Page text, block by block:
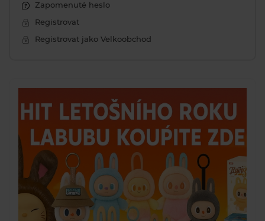
Zapomenuté heslo
Registrovat
Registrovat jako Velkoobchod